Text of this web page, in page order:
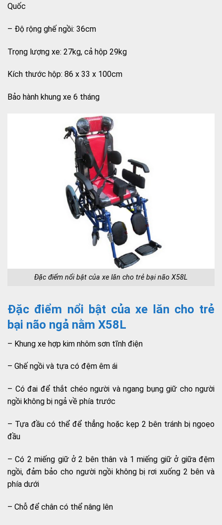
Quốc
– Độ rộng ghế ngồi: 36cm
Trọng lượng xe: 27kg, cả hộp 29kg
Kích thước hộp: 86 x 33 x 100cm
Bảo hành khung xe 6 tháng
Đặc điểm nổi bật của xe lăn cho trẻ bại não X58L
Đặc điểm nổi bật của xe lăn cho trẻ
bại não ngả nằm X58L
– Khung xe hợp kim nhôm sơn tĩnh điện
– Ghế ngồi và tựa có đệm êm ái
– Có đai để thắt chéo người và ngang bụng giữ cho người
ngồi không bị ngả về phía trước
– Tựa đầu có thể để thẳng hoặc kẹp 2 bên tránh bị ngoẹo
đầu
– Có 2 miếng giữ ở 2 bên thân và 1 miếng giữ ở giữa đệm
ngồi, đảm bảo cho người ngồi không bị rơi xuống 2 bên và
phía dưới
– Chỗ để chân có thể nâng lên